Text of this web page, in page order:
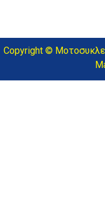
Copyright ©